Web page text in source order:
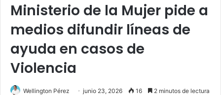
Ministerio de la Mujer pide a
medios difundir líneas de
ayuda en casos de
Violencia
Wellington Pérez junio 23, 2026 16 2 minutos de lectura